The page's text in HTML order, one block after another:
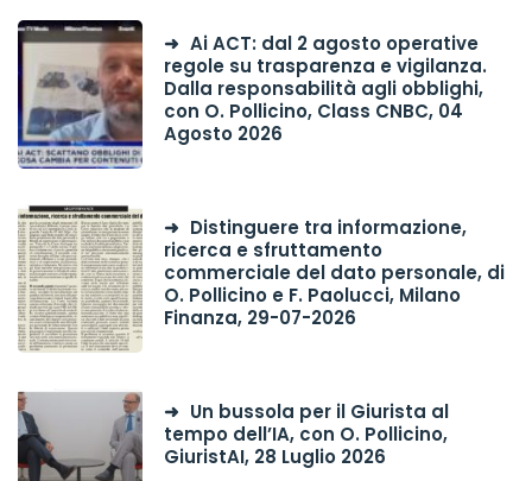
Ai ACT: dal 2 agosto operative
regole su trasparenza e vigilanza.
Dalla responsabilità agli obblighi,
con O. Pollicino, Class CNBC, 04
Agosto 2026
Distinguere tra informazione,
ricerca e sfruttamento
commerciale del dato personale, di
O. Pollicino e F. Paolucci, Milano
Finanza, 29-07-2026
Un bussola per il Giurista al
tempo dell’IA, con O. Pollicino,
GiuristAI, 28 Luglio 2026